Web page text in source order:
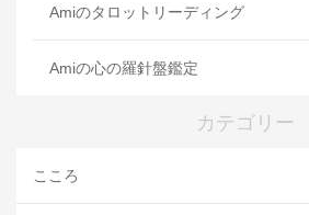
Amiのタロットリーディング
Amiの心の羅針盤鑑定
カテゴリー
こころ